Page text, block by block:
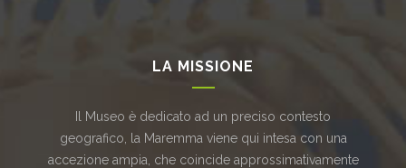
LA MISSIONE
Il Museo è dedicato ad un preciso contesto
geografico, la Maremma viene qui intesa con una
accezione ampia, che coincide approssimativamente